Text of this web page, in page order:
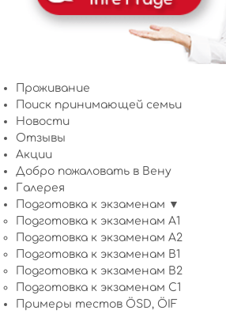
Проживание
Поиск принимающей семьи
Новости
Отзывы
Акции
Добро пожаловать в Вену
Галерея
Подготовка к экзаменам ▼
Подготовка к экзаменам A1
Подготовка к экзаменам A2
Подготовка к экзаменам B1
Подготовка к экзаменам B2
Подготовка к экзаменам C1
Примеры тестов ÖSD, ÖIF